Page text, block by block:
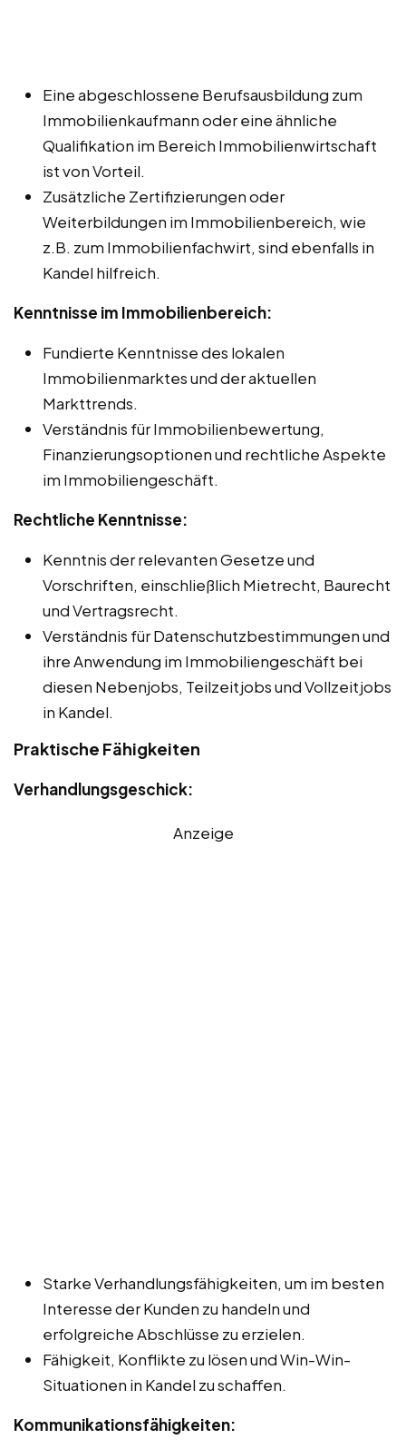
Eine abgeschlossene Berufsausbildung zum
Immobilienkaufmann oder eine ähnliche
Qualifikation im Bereich Immobilienwirtschaft
ist von Vorteil.
Zusätzliche Zertifizierungen oder
Weiterbildungen im Immobilienbereich, wie
z.B. zum Immobilienfachwirt, sind ebenfalls in
Kandel hilfreich.
Kenntnisse im Immobilienbereich:
Fundierte Kenntnisse des lokalen
Immobilienmarktes und der aktuellen
Markttrends.
Verständnis für Immobilienbewertung,
Finanzierungsoptionen und rechtliche Aspekte
im Immobiliengeschäft.
Rechtliche Kenntnisse:
Kenntnis der relevanten Gesetze und
Vorschriften, einschließlich Mietrecht, Baurecht
und Vertragsrecht.
Verständnis für Datenschutzbestimmungen und
ihre Anwendung im Immobiliengeschäft bei
diesen Nebenjobs, Teilzeitjobs und Vollzeitjobs
in Kandel.
Praktische Fähigkeiten
Verhandlungsgeschick:
Anzeige
Starke Verhandlungsfähigkeiten, um im besten
Interesse der Kunden zu handeln und
erfolgreiche Abschlüsse zu erzielen.
Fähigkeit, Konflikte zu lösen und Win-Win-
Situationen in Kandel zu schaffen.
Kommunikationsfähigkeiten: